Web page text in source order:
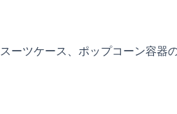
ーツケース、ポップコーン容器